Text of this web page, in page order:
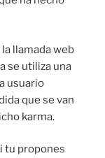
llamada web
se utiliza una
usuario
que se van
karma.
tu propones